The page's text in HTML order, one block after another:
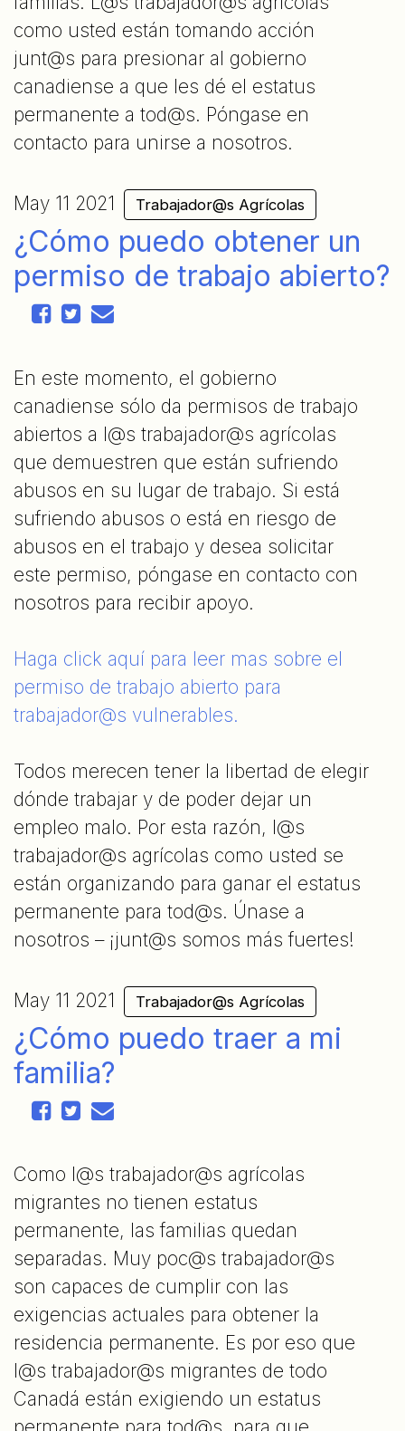
como usted están tomando acción
junt@s para presionar al gobierno
canadiense a que les dé el estatus
permanente a tod@s. Póngase en
contacto para unirse a nosotros.
May 11 2021 Trabajador@s Agrícolas
¿Cómo puedo obtener un
permiso de trabajo abierto?
En este momento, el gobierno
canadiense sólo da permisos de trabajo
abiertos a l@s trabajador@s agrícolas
que demuestren que están sufriendo
abusos en su lugar de trabajo. Si está
sufriendo abusos o está en riesgo de
abusos en el trabajo y desea solicitar
este permiso, póngase en contacto con
nosotros para recibir apoyo.
Haga click aquí para leer mas sobre el
permiso de trabajo abierto para
trabajador@s vulnerables.
Todos merecen tener la libertad de elegir
dónde trabajar y de poder dejar un
empleo malo. Por esta razón, l@s
trabajador@s agrícolas como usted se
están organizando para ganar el estatus
permanente para tod@s. Únase a
nosotros – ¡junt@s somos más fuertes!
May 11 2021 Trabajador@s Agrícolas
¿Cómo puedo traer a mi
familia?
Como l@s trabajador@s agrícolas
migrantes no tienen estatus
permanente, las familias quedan
separadas. Muy poc@s trabajador@s
son capaces de cumplir con las
exigencias actuales para obtener la
residencia permanente. Es por eso que
l@s trabajador@s migrantes de todo
Canadá están exigiendo un estatus